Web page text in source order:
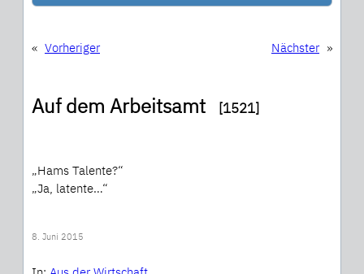
« Vorheriger Nächster »
Auf dem Arbeitsamt [1521]
„Hams Talente?“
„Ja, latente…“
8. Juni 2015